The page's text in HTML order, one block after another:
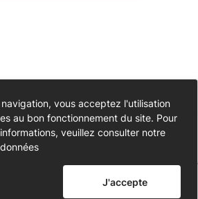
de
Mot de passe
oublié ?
conforme
personnelles
vous acceptez l'utilisation
au bon fonctionnement du site. Pour
veuillez consulter notre
J'accepte